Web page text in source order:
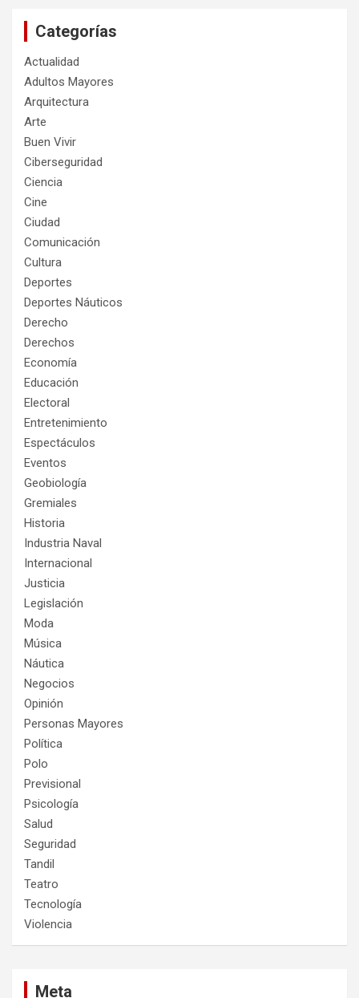
Categorías
Actualidad
Adultos Mayores
Arquitectura
Arte
Buen Vivir
Ciberseguridad
Ciencia
Cine
Ciudad
Comunicación
Cultura
Deportes
Deportes Náuticos
Derecho
Derechos
Economía
Educación
Electoral
Entretenimiento
Espectáculos
Eventos
Geobiología
Gremiales
Historia
Industria Naval
Internacional
Justicia
Legislación
Moda
Música
Náutica
Negocios
Opinión
Personas Mayores
Política
Polo
Previsional
Psicología
Salud
Seguridad
Tandil
Teatro
Tecnología
Violencia
Meta